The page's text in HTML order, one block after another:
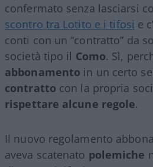
confermato senza lasciarsi
scontro tra Lotito e i tifosi e
conti con un “contratto” da
società tipo il Como. Sì,
abbonamento in un certo
contratto con la propria
rispettare alcune regole.
Il nuovo regolamento
aveva scatenato polemiche